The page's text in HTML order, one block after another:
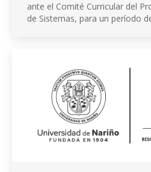
ante el Comité Curricular del
de Sistemas, para un período